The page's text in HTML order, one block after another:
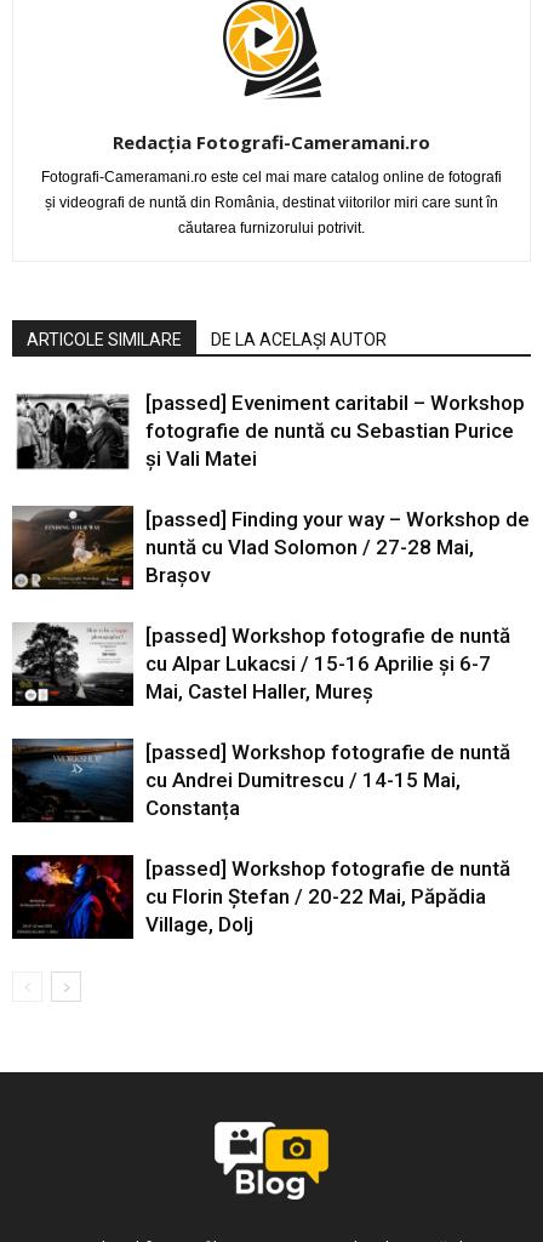
Redacția Fotografi-Cameramani.ro
Fotografi-Cameramani.ro este cel mai mare catalog online de fotografi
și videografi de nuntă din România, destinat viitorilor miri care sunt în
căutarea furnizorului potrivit.
ARTICOLE SIMILARE DE LA ACELAȘI AUTOR
[passed] Eveniment caritabil – Workshop
fotografie de nuntă cu Sebastian Purice
și Vali Matei
[passed] Finding your way – Workshop de
nuntă cu Vlad Solomon / 27-28 Mai,
Brașov
[passed] Workshop fotografie de nuntă
cu Alpar Lukacsi / 15-16 Aprilie și 6-7
Mai, Castel Haller, Mureș
[passed] Workshop fotografie de nuntă
cu Andrei Dumitrescu / 14-15 Mai,
Constanța
[passed] Workshop fotografie de nuntă
cu Florin Ștefan / 20-22 Mai, Păpădia
Village, Dolj